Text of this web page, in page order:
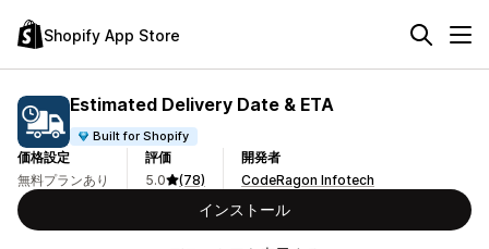
Shopify App Store
Estimated Delivery Date & ETA
Built for Shopify
価格設定
無料プランあり
評価
5.0
(78)
開発者
CodeRagon Infotech
インストール